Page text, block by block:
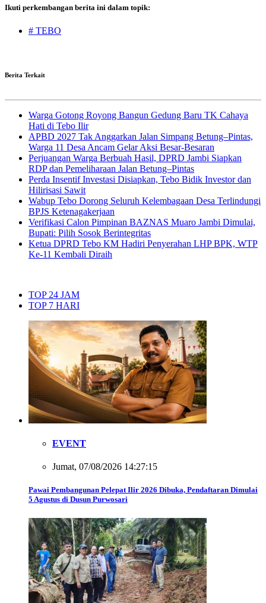
Ikuti perkembangan berita ini dalam topik:
# TEBO
Berita Terkait
Warga Gotong Royong Bangun Gedung Baru TK Cahaya
Hati di Tebo Ilir
APBD 2027 Tak Anggarkan Jalan Simpang Betung–Pintas,
Warga 11 Desa Ancam Gelar Aksi Besar-Besaran
Perjuangan Warga Berbuah Hasil, DPRD Jambi Siapkan
RDP dan Pemeliharaan Jalan Betung–Pintas
Perda Insentif Investasi Disiapkan, Tebo Bidik Investor dan
Hilirisasi Sawit
Wabup Tebo Dorong Seluruh Kelembagaan Desa Terlindungi
BPJS Ketenagakerjaan
Verifikasi Calon Pimpinan BAZNAS Muaro Jambi Dimulai,
Bupati: Pilih Sosok Berintegritas
Ketua DPRD Tebo KM Hadiri Penyerahan LHP BPK, WTP
Ke-11 Kembali Diraih
TOP 24 JAM
TOP 7 HARI
EVENT
Jumat, 07/08/2026 14:27:15
Pawai Pembangunan Pelepat Ilir 2026 Dibuka, Pendaftaran Dimulai
5 Agustus di Dusun Purwosari